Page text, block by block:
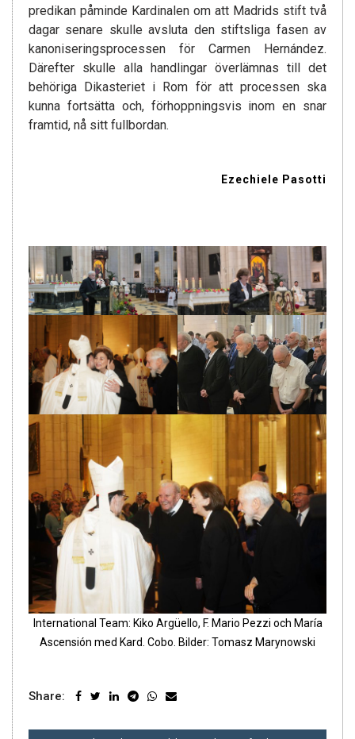
predikan påminde Kardinalen om att Madrids stift två
dagar senare skulle avsluta den stiftsliga fasen av
kanoniseringsprocessen för Carmen Hernández.
Därefter skulle alla handlingar överlämnas till det
behöriga Dikasteriet i Rom för att processen ska
kunna fortsätta och, förhoppningsvis inom en snar
framtid, nå sitt fullbordan.
Ezechiele Pasotti
International Team: Kiko Argüello, F. Mario Pezzi och María
Ascensión med Kard. Cobo. Bilder: Tomasz Marynowski
Share: